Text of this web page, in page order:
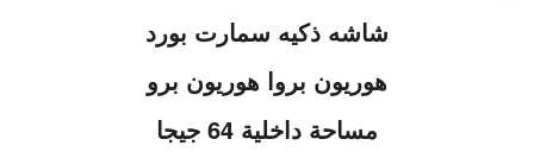
شاشه ذكيه سمارت بورد
هوريون بروا هوريون برو
مساحة داخلية 64 جيجا